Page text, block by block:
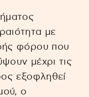
με
φόρου που
μέχρι τις
εξοφληθεί
ο